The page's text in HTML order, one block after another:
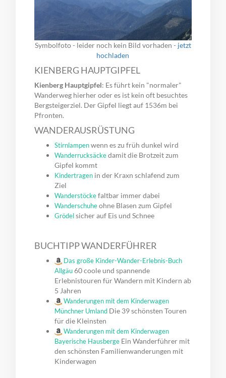
Symbolfoto - leider noch kein Bild vorhaden - jetzt
hochladen
KIENBERG HAUPTGIPFEL
Kienberg Hauptgipfel: Es führt kein "normaler"
Wanderweg hierher oder es ist kein oft besuchtes
Bergsteigerziel. Der Gipfel liegt auf 1536m bei
Pfronten.
WANDERAUSRÜSTUNG
Stirnlampenwenn es zu früh dunkel wird
Wanderrucksäckedamit die Brotzeit zum
Gipfel kommt
Kindertragen in der Kraxn schlafend zum
Ziel
Wanderstöckefaltbar immer dabei
Wanderschuheohne Blasen zum Gipfel
Grödelsicher auf Eis und Schnee
BUCHTIPP WANDERFÜHRER
Das große Kinder-Wander-Erlebnis-Buch
Allgäu60 coole und spannende
Erlebnistouren für Wandern mit Kindern ab
5 Jahren
Wanderungen mit dem Kinderwagen
Münchner Umland Die 39 schönsten Touren
für die Kleinsten
Wanderungen mit dem Kinderwagen
Bayerische Hausberge Ein Wanderführer mit
den schönsten Familienwanderungen mit
Kinderwagen